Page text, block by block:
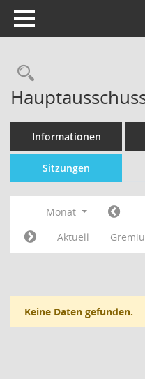
Toggle navigation
Informationen
Sitzungen
Monat
Aktuell
Keine Daten gefunden.